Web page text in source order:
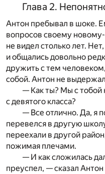
Глава 2.
Антон пребывал в шоке.
вопросов своему
не видел столько лет.
и общались довольно
дружить с тем
собой. Антон не
— Как ты? Мы с тобой
с девятого класса?
— Все отлично. Да, я
перевелся в другую
переехали в другой
пожимая плечами.
— И как сложилась
преуспел, — сказал